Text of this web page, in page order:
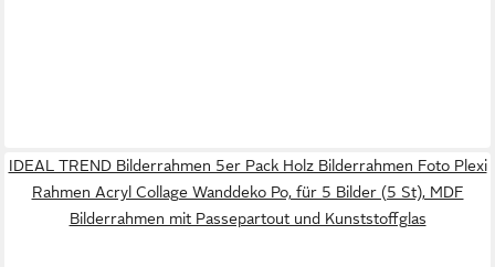
IDEAL TREND Bilderrahmen 5er Pack Holz Bilderrahmen Foto Plexi
Rahmen Acryl Collage Wanddeko Po, für 5 Bilder (5 St), MDF
Bilderrahmen mit Passepartout und Kunststoffglas